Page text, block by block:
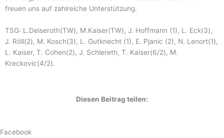
freuen uns auf zahlreiche Unterstützung.
TSG: L.Deiseroth(TW), M.Kaiser(TW), J. Hoffmann (1), L. Eck(3),
J. Röll(2), M. Kosch(3), L. Gutknecht (1), E. Pjanic (2), N. Lenort(1),
L. Kaiser, T. Cohen(2), J. Schlereth, T. Kaiser(6/2), M.
Kreckovic(4/2).
Diesen Beitrag teilen:
Facebook